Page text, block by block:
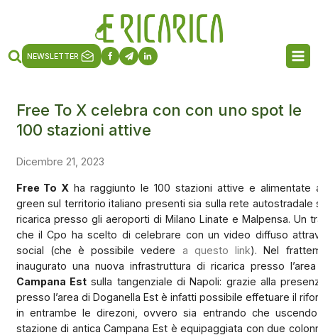
NEWSLETTER
Free To X celebra con con uno spot le
100 stazioni attive
Dicembre 21, 2023
Free To X ha raggiunto le 100 stazioni attive e alimentate
green sul territorio italiano presenti sia sulla rete autostradale
ricarica presso gli aeroporti di Milano Linate e Malpensa. Un
che il Cpo ha scelto di celebrare con un video diffuso
social (che è possibile vedere a questo link). Nel
inaugurato una nuova infrastruttura di ricarica presso
Campana Estsulla tangenziale di Napoli: grazie alla
presso l’area di Doganella Est è infatti possibile effetuare il
in entrambe le direzoni, ovvero sia entrando che
stazione di antica Campana Est è equipaggiata con due